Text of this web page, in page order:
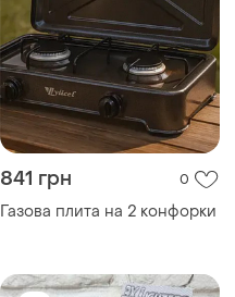
841 грн 0
Газова плита на 2 конфорки